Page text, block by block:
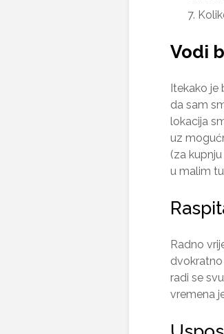
Vodi
Itekako je
da sam
lokacija
uz
(za
u malim
Radno
dvokratno
radi se
vremena